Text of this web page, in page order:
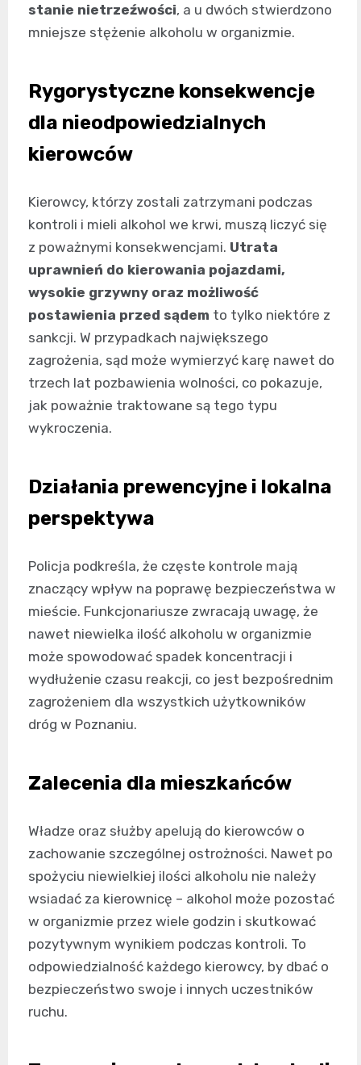
stanie nietrzeźwości, a u dwóch stwierdzono
mniejsze stężenie alkoholu w organizmie.
Rygorystyczne konsekwencje
dla nieodpowiedzialnych
kierowców
Kierowcy, którzy zostali zatrzymani podczas
kontroli i mieli alkohol we krwi, muszą liczyć się
z poważnymi konsekwencjami. Utrata
uprawnień do kierowania pojazdami,
wysokie grzywny oraz możliwość
postawienia przed sądem to tylko niektóre z
sankcji. W przypadkach największego
zagrożenia, sąd może wymierzyć karę nawet do
trzech lat pozbawienia wolności, co pokazuje,
jak poważnie traktowane są tego typu
wykroczenia.
Działania prewencyjne i lokalna
perspektywa
Policja podkreśla, że częste kontrole mają
znaczący wpływ na poprawę bezpieczeństwa w
mieście. Funkcjonariusze zwracają uwagę, że
nawet niewielka ilość alkoholu w organizmie
może spowodować spadek koncentracji i
wydłużenie czasu reakcji, co jest bezpośrednim
zagrożeniem dla wszystkich użytkowników
dróg w Poznaniu.
Zalecenia dla mieszkańców
Władze oraz służby apelują do kierowców o
zachowanie szczególnej ostrożności. Nawet po
spożyciu niewielkiej ilości alkoholu nie należy
wsiadać za kierownicę – alkohol może pozostać
w organizmie przez wiele godzin i skutkować
pozytywnym wynikiem podczas kontroli. To
odpowiedzialność każdego kierowcy, by dbać o
bezpieczeństwo swoje i innych uczestników
ruchu.